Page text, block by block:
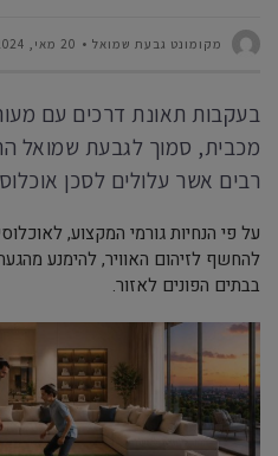
מקומונט גבעת שמואל 20 מאי, 2024
בעקבות תאונת דרכים עם
מכבית, סמוך לגבעת שמואל
רבים אשר עלולים לסכן
על פי הנחיות גורמי המקצוע,
להחשף לזיהום האוויר, להימנע
בבתים הפונים לאזור.